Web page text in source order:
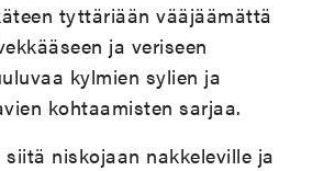
tyttäriään vääjäämättä
ja veriseen
kylmien sylien ja
kohtaamisten sarjaa.
niskojaan nakkeleville ja